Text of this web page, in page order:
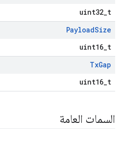
uint32_t
PayloadSize
uint16_t
TxGap
uint16_t
السمات العامة